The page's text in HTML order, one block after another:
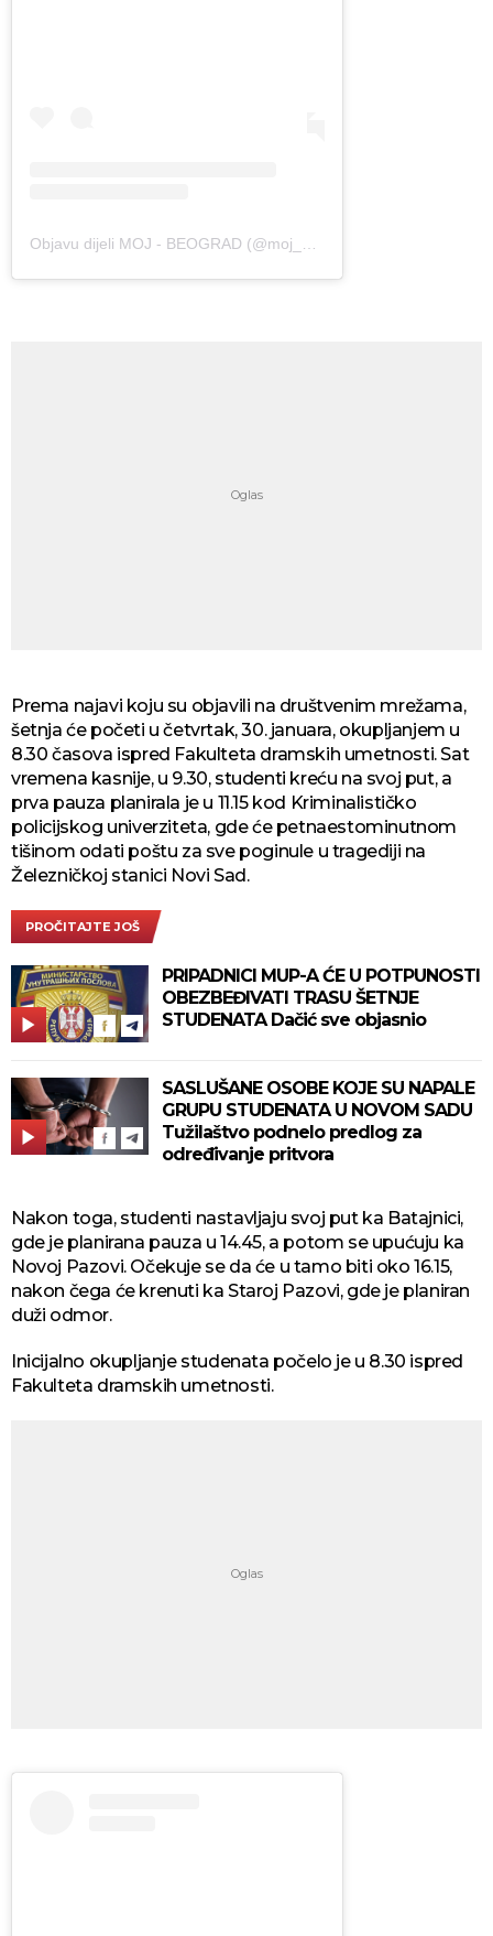
Prema najavi koju su objavili na društvenim mrežama,
šetnja će početi u četvrtak, 30. januara, okupljanjem u
8.30 časova ispred Fakulteta dramskih umetnosti. Sat
vremena kasnije, u 9.30, studenti kreću na svoj put, a
prva pauza planirala je u 11.15 kod Kriminalističko
policijskog univerziteta, gde će petnaestominutnom
tišinom odati poštu za sve poginule u tragediji na
Železničkoj stanici Novi Sad.
PROČITAJTE JOŠ
PRIPADNICI MUP-A ĆE U POTPUNOSTI
OBEZBEĐIVATI TRASU ŠETNJE
STUDENATA Dačić sve objasnio
SASLUŠANE OSOBE KOJE SU NAPALE
GRUPU STUDENATA U NOVOM SADU
Tužilaštvo podnelo predlog za
određivanje pritvora
Nakon toga, studenti nastavljaju svoj put ka Batajnici,
gde je planirana pauza u 14.45, a potom se upućuju ka
Novoj Pazovi. Očekuje se da će u tamo biti oko 16.15,
nakon čega će krenuti ka Staroj Pazovi, gde je planiran
duži odmor.
Inicijalno okupljanje studenata počelo je u 8.30 ispred
Fakulteta dramskih umetnosti.